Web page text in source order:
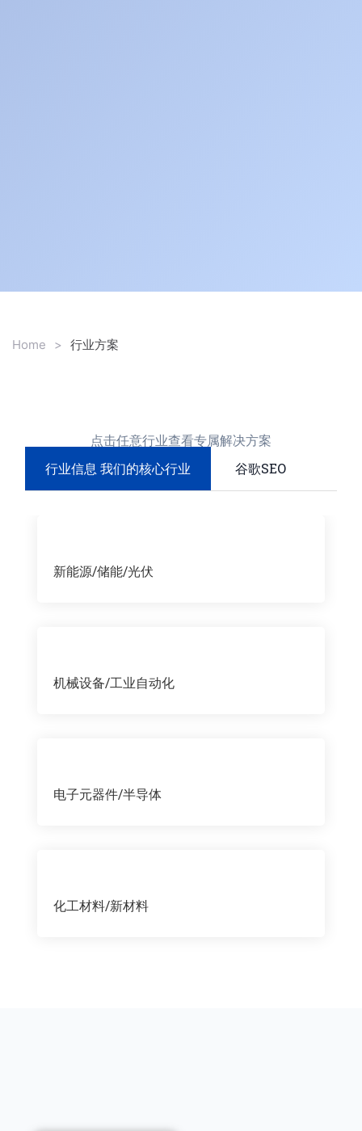
Home > 行业方案
点击任意行业查看专属解决方案
行业信息 我们的核心行业 谷歌SEO
新能源/储能/光伏
机械设备/工业自动化
电子元器件/半导体
化工材料/新材料